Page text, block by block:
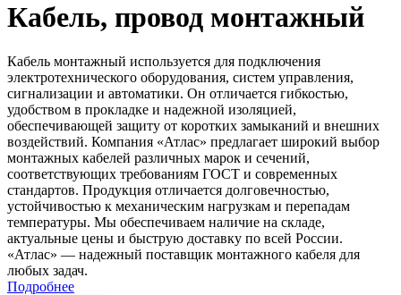
Кабель, провод монтажный
Кабель монтажный используется для подключения
электротехнического оборудования, систем управления,
сигнализации и автоматики. Он отличается гибкостью,
удобством в прокладке и надежной изоляцией,
обеспечивающей защиту от коротких замыканий и внешних
воздействий. Компания «Атлас» предлагает широкий выбор
монтажных кабелей различных марок и сечений,
соответствующих требованиям ГОСТ и современных
стандартов. Продукция отличается долговечностью,
устойчивостью к механическим нагрузкам и перепадам
температуры. Мы обеспечиваем наличие на складе,
актуальные цены и быструю доставку по всей России.
«Атлас» — надежный поставщик монтажного кабеля для
любых задач.
Подробнее